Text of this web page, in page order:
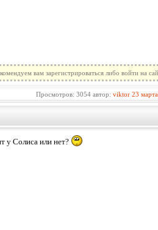
вам зарегистрироваться либо войти на
Просмотров: 3054 автор: viktor 23
у Солиса или нет?